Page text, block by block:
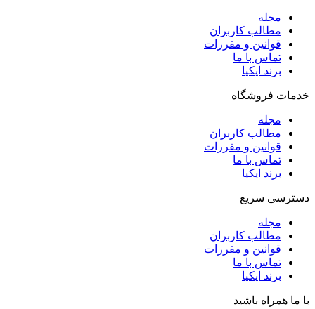
مجله
مطالب کاربران
قوانین و مقررات
تماس با ما
برند ایکیا
خدمات فروشگاه
مجله
مطالب کاربران
قوانین و مقررات
تماس با ما
برند ایکیا
دسترسی سریع
مجله
مطالب کاربران
قوانین و مقررات
تماس با ما
برند ایکیا
با ما همراه باشید